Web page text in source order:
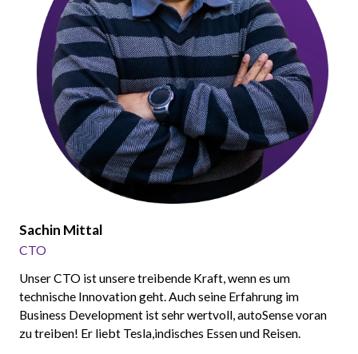
Sachin Mittal
CTO
Unser CTO ist unsere treibende Kraft, wenn es um
technische Innovation geht. Auch seine Erfahrung im
Business Development ist sehr wertvoll, autoSense voran
zu treiben! Er liebt Tesla,indisches Essen und Reisen.